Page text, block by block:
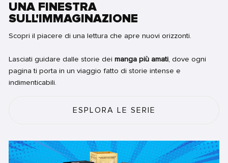
UNA FINESTRA
SULL'IMMAGINAZIONE
Scopri il piacere di una lettura che apre nuovi orizzonti.
Lasciati guidare dalle storie dei manga più amati , dove ogni
pagina ti porta in un viaggio fatto di storie intense e
indimenticabili.
ESPLORA LE SERIE